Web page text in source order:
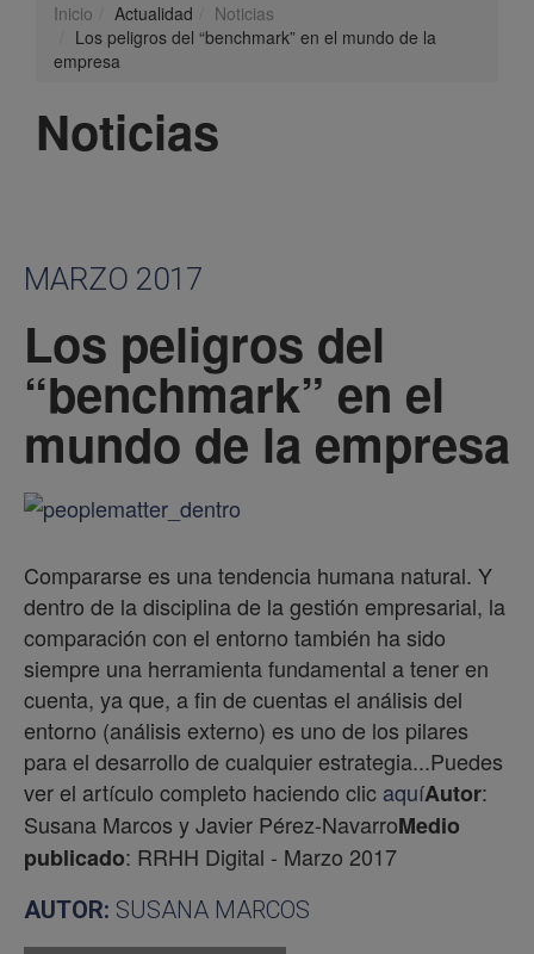
Inicio Actualidad
Noticias
Los peligros del “benchmark” en el mundo de la
empresa
Noticias
MARZO 2017
Los peligros del
“benchmark” en el
mundo de la empresa
Compararse es una tendencia humana natural. Y
dentro de la disciplina de la gestión empresarial, la
comparación con el entorno también ha sido
siempre una herramienta fundamental a tener en
cuenta, ya que, a fin de cuentas el análisis del
entorno (análisis externo) es uno de los pilares
para el desarrollo de cualquier estrategia...Puedes
ver el artículo completo haciendo clic aquíAutor:
Susana Marcos y Javier Pérez-NavarroMedio
publicado: RRHH Digital - Marzo 2017
AUTOR: SUSANA MARCOS